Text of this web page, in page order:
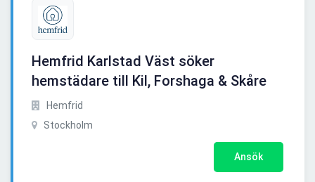
Hemfrid Karlstad Väst söker
hemstädare till Kil, Forshaga & Skåre
Hemfrid
Stockholm
Ansök